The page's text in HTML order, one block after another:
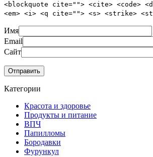
<blockquote cite=""> <cite> <code>
<em> <i> <q cite=""> <s> <strike>
Имя
Email
Сайт
Категории
Красота и здоровье
Продукты и питание
ВПЧ
Папилломы
Бородавки
Фурункул